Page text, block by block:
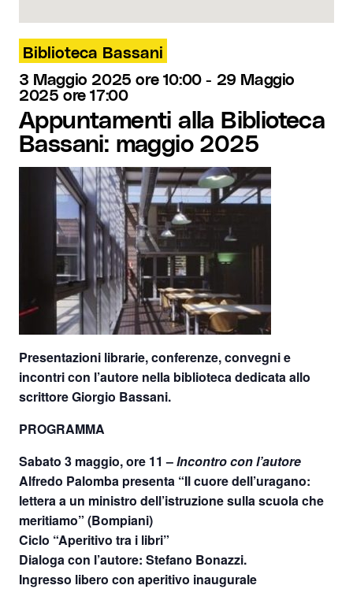
Biblioteca Bassani
3 Maggio 2025 ore 10:00- 29 Maggio
2025 ore 17:00
Appuntamenti alla Biblioteca
Bassani: maggio 2025
Presentazioni librarie, conferenze, convegni e
incontri con l’autore nella biblioteca dedicata allo
scrittore Giorgio Bassani.
PROGRAMMA
Sabato 3 maggio, ore 11 –Incontro con l’autore
Alfredo Palomba presenta “Il cuore dell’uragano:
lettera a un ministro dell’istruzione sulla scuola che
meritiamo” (Bompiani)
Ciclo “Aperitivo tra i libri”
Dialoga con l’autore: Stefano Bonazzi.
Ingresso libero con aperitivo inaugurale